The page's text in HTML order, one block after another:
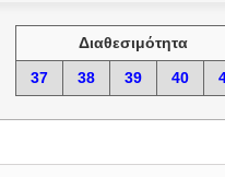
Διαθεσιμότητα
37
38 39 40